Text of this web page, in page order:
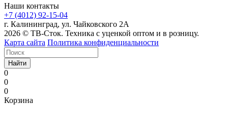
Наши контакты
+7 (4012) 92-15-04
г. Калининград, ул. Чайковского 2А
2026 © ТВ-Сток. Техника с уценкой оптом и в розницу.
Карта сайта Политика конфиденциальности
Найти
0
0
0
Корзина